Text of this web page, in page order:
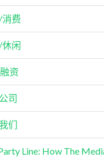
费
闲
资
司
们
Line: How The